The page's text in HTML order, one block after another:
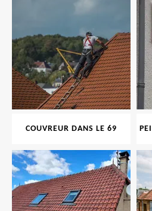
COUVREUR DANS LE 69